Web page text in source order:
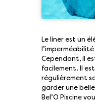
Le liner est un
Cependant, il
facilement. Il
régulièrement
garder une
Bel’O Piscine